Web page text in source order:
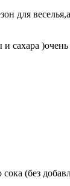
для
сахара
(без